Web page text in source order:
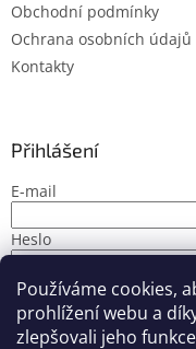
Používáme cookies,
prohlížení webu a
zlepšovali jeho
Obchodní podmínky
Ochrana osobních údajů
Kontakty
Přihlášení
E-mail
Heslo
PŘIHLÁSIT SE
Nová registrace